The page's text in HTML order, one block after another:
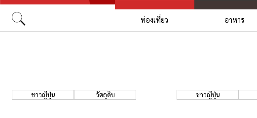
ท่องเที่ยว อาหาร
ชาวญี่ปุ่น วัตถุดิบ ชาวญี่ปุ่น